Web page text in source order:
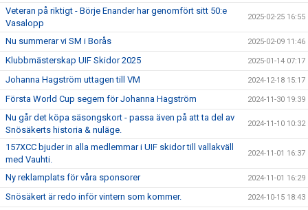
Veteran på riktigt - Börje Enander har genomfört sitt 50:e
Vasalopp
2025-02-25 16:55
Nu summerar vi SM i Borås 2025-02-09 11:46
Klubbmästerskap UIF Skidor 2025 2025-01-14 07:17
Johanna Hagström uttagen till VM 2024-12-18 15:17
Första World Cup segern för Johanna Hagström 2024-11-30 19:39
Nu går det köpa säsongskort - passa även på att ta del av
Snösäkerts historia & nuläge.
2024-11-10 10:32
157XCC bjuder in alla medlemmar i UIF skidor till vallakväll
med Vauhti.
2024-11-01 16:37
Ny reklamplats för våra sponsorer 2024-11-01 16:29
Snösäkert är redo inför vintern som kommer. 2024-10-15 18:43